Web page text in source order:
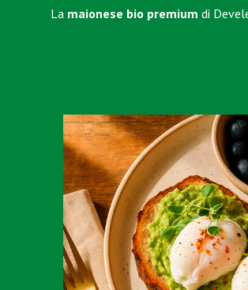
La maionese bio premium di